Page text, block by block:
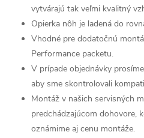
vytvárajú tak veľmi kvalitný
Opierka nôh je ladená do
Vhodné pre dodatočnú
Performance packetu.
V prípade objednávky
aby sme skontrolovali
Montáž v našich servisných
predchádzajúcom dohovore,
oznámime aj cenu montáže.